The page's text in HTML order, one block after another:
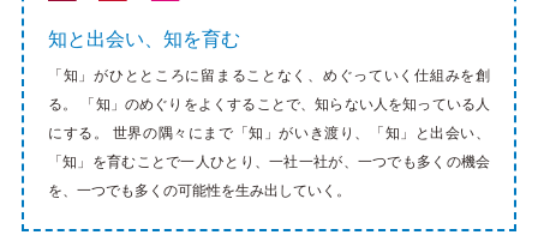
知と出会い、知を育む
「知」がひとところに留まることなく、めぐっていく仕組みを創
る。 「知」のめぐりをよくすることで、知らない人を知っている人
にする。 世界の隅々にまで「知」がいき渡り、「知」と出会い、
「知」を育むことで一人ひとり、一社一社が、一つでも多くの機会
を、一つでも多くの可能性を生み出していく。